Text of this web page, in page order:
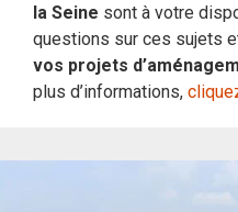
la Seine sont à votre
questions sur ces sujets
vos projets
plus d’informations,